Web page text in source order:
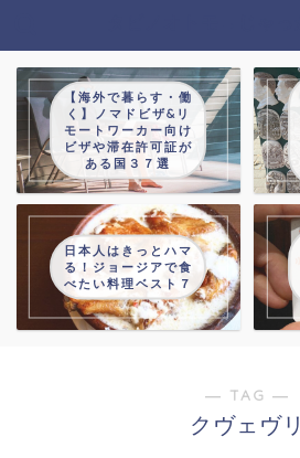
【海外で暮らす・働
く】ノマドビザ&リ
モートワーカー向け
ビザや滞在許可証が
ある国３７選
日本人はきっとハマ
る！ジョージアで食
べたい料理ベスト７
― TAG ―
クヴェヴリ